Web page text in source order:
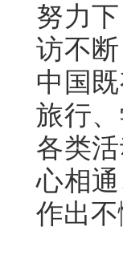
努力
访不
中国
旅行
各类
心相
作出不